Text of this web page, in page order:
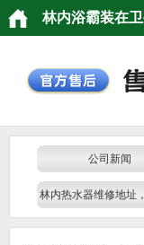
林内浴霸装在
公司新闻
林内热水器维修地址